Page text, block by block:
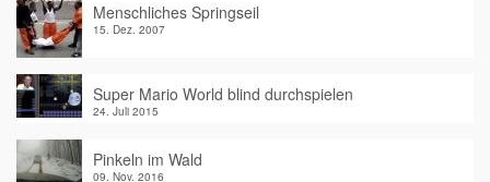
Menschliches Springseil
15. Dez. 2007
Super Mario World blind durchspielen
24. Juli 2015
Pinkeln im Wald
09. Nov. 2016